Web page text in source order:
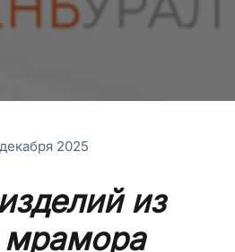
2025
из
мрамора